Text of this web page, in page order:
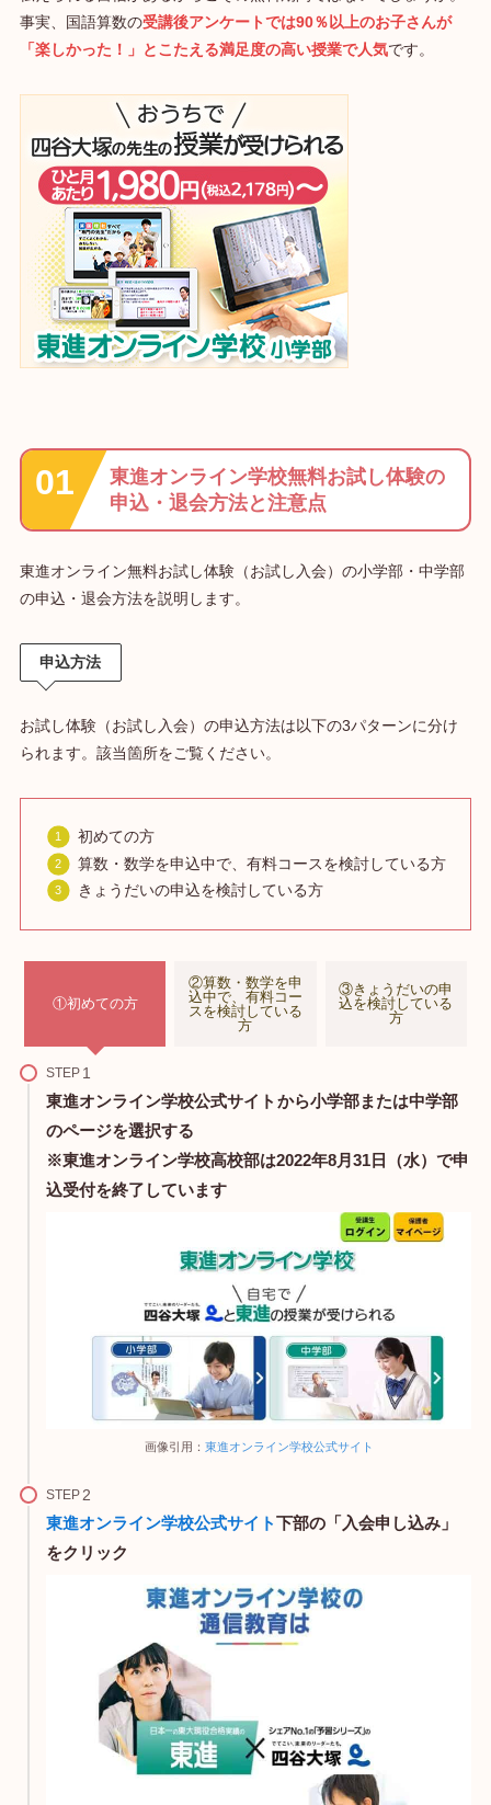
事実、国語算数の受講後アンケートでは90％以上のお子さんが
「楽しかった！」とこたえる満足度の高い授業で人気です。
東進オンライン学校無料お試し体験の
申込・退会方法と注意点
東進オンライン無料お試し体験（お試し入会）の小学部・中学部
の申込・退会方法を説明します。
申込方法
お試し体験（お試し入会）の申込方法は以下の3パターンに分け
られます。該当箇所をご覧ください。
初めての方
算数・数学を申込中で、有料コースを検討している方
きょうだいの申込を検討している方
①初めての方
②算数・数学を申
込中で、有料コー
スを検討している
方
③きょうだいの申
込を検討している
方
STEP
東進オンライン学校公式サイト から小学部または中学部
のページを選択する
※東進オンライン学校高校部は2022年8月31日（水）で申
込受付を終了しています
画像引用： 東進オンライン学校公式サイト
STEP
東進オンライン学校公式サイト下部の「入会申し込み」
をクリック